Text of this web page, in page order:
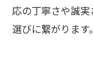
応の丁寧さや誠
選びに繋がります。